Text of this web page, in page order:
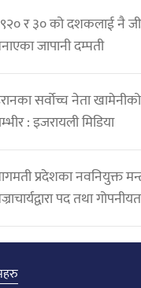
र ३० को दशकलाई नै
जापानी दम्पती
सर्वोच्च नेता
: इजरायली मिडिया
प्रदेशका नवनियुक्त
पद तथा